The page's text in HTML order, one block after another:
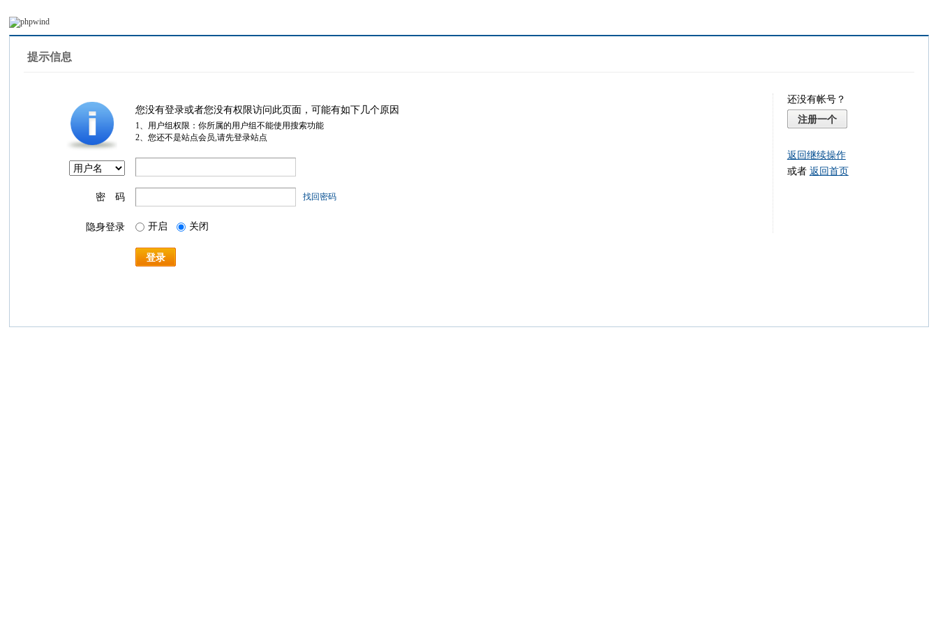
提示信息
您没有登录或者您没有权限访问此页面，可能有如下几个原因
1、用户组权限：你所属的用户组不能使用搜索功能
2、您还不是站点会员,请先登录站点
密 码 找回密码
隐身登录 开启 关闭
登录
还没有帐号？
注册一个
返回继续操作
或者 返回首页